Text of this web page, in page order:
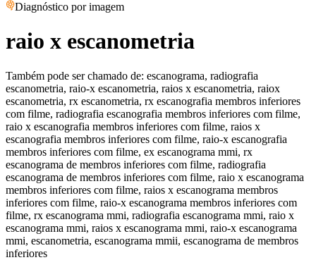
Diagnóstico por imagem
raio x escanometria
Também pode ser chamado de: escanograma, radiografia
escanometria, raio-x escanometria, raios x escanometria, raiox
escanometria, rx escanometria, rx escanografia membros inferiores
com filme, radiografia escanografia membros inferiores com filme,
raio x escanografia membros inferiores com filme, raios x
escanografia membros inferiores com filme, raio-x escanografia
membros inferiores com filme, ex escanograma mmi, rx
escanograma de membros inferiores com filme, radiografia
escanograma de membros inferiores com filme, raio x escanograma
membros inferiores com filme, raios x escanograma membros
inferiores com filme, raio-x escanograma membros inferiores com
filme, rx escanograma mmi, radiografia escanograma mmi, raio x
escanograma mmi, raios x escanograma mmi, raio-x escanograma
mmi, escanometria, escanograma mmii, escanograma de membros
inferiores